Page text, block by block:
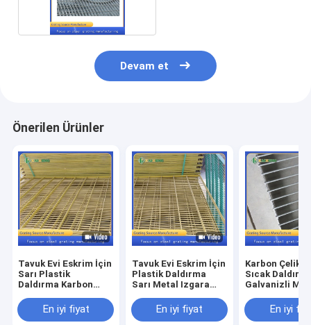
Devam et
Önerilen Ürünler
Tavuk Evi Eskrim İçin
Sarı Plastik
Daldırma Karbon
En iyi fiyat
Tavuk Evi Eskrim İçin
Plastik Daldırma
Sarı Metal Izgara
En iyi fiyat
Karbon Çelik
Sıcak
Galvanizli
Güvercin
En iyi